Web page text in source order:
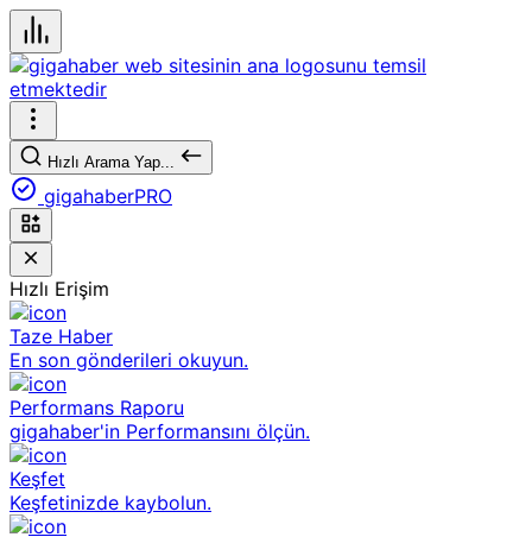
Hızlı Arama Yap...
gigahaberPRO
Hızlı Erişim
Taze Haber
En son gönderileri okuyun.
Performans Raporu
gigahaber'in Performansını ölçün.
Keşfet
Keşfetinizde kaybolun.